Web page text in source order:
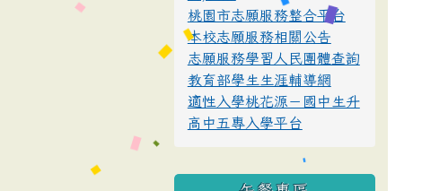
桃園市志願服務整合平台
本校志願服務相關公告
志願服務學習人民團體查詢
教育部學生生涯輔導網
適性入學桃花源－國中生升
高中五專入學平台